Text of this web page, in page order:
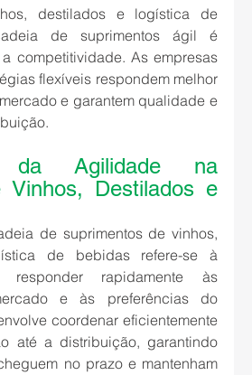
destilados e logística de
de suprimentos ágil é
competitividade. As empresas
flexíveis respondem melhor
e garantem qualidade e
da Agilidade na
Vinhos, Destilados e
de suprimentos de vinhos,
de bebidas refere-se à
rapidamente às
e às preferências do
coordenar eficientemente
até a distribuição, garantindo
no prazo e mantenham